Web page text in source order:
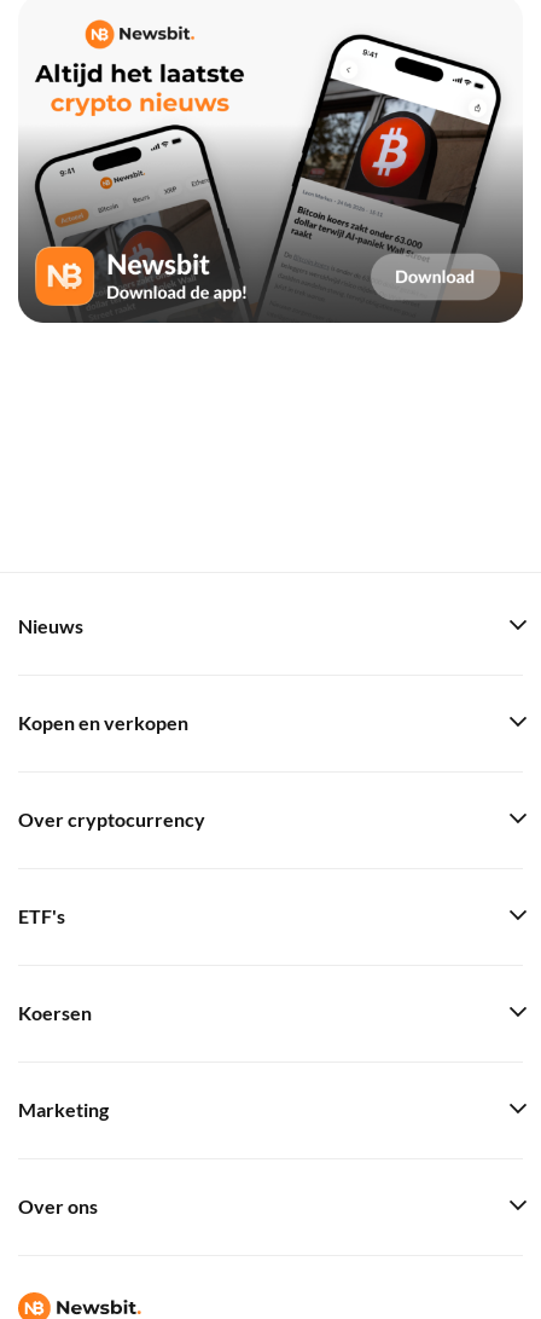
Nieuws
Kopen en verkopen
Over cryptocurrency
ETF's
Koersen
Marketing
Over ons